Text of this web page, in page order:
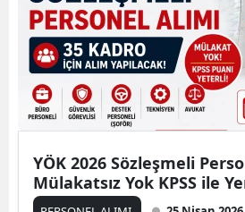
YÖK 2026 Sözleşmeli
Mülakatsız Yok KPSS ile